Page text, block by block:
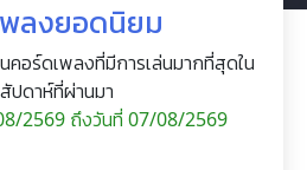
ลงยอดนิยม
อร์ดเพลงที่มีการเล่นมากที่สุดใน
ปดาห์ที่ผ่านมา
2569 ถึงวันที่ 07/08/2569